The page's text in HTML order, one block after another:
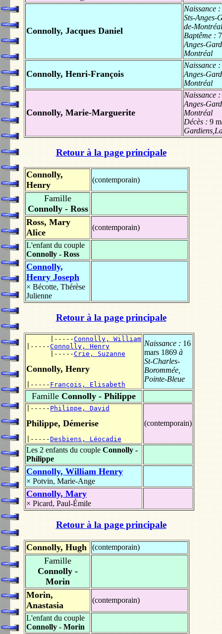
Connolly, Jacques Daniel
Naissance :
Sts-Anges-
de-Montréal
Baptême :
Anges-
Montréal
Connolly, Henri-François
Naissance :
Anges-
Montréal
Connolly, Marie-Marguerite
Naissance :
Anges-
Montréal
Décès : 9
Retour à la page principale
Connolly,
Henry
(contemporain)
Famille
Connolly - Ross
Ross, Mary
Alice
(contemporain)
L'enfant du couple
Connolly - Ross
Connolly,
Henry Joseph
× Bécotte, Thérèse
Julienne
Retour à la page principale
      |-----
Connolly, William
|-----Connolly, Henry
      |-----
Crie, Suzanne
Connolly, Henry
|----- François, Elisabeth
Naissance : 16
mars 1869 à
St-Charles-
Borommée,
Pointe-Bleue
Famille Connolly - Philippe
|----- Philippe, David
Philippe, Démerise
|-----Desbiens, Léocadie
(contemporain)
Les 2 enfants du couple Connolly -
Philippe
Connolly, William Henry
× Potvin, Marie-Ange
Connolly, Mary
× Picard, Paul-Émile
Retour à la page principale
Connolly, Hugh (contemporain)
Famille
Connolly -
Morin
Morin,
Anastasia
(contemporain)
L'enfant du couple
Connolly - Morin